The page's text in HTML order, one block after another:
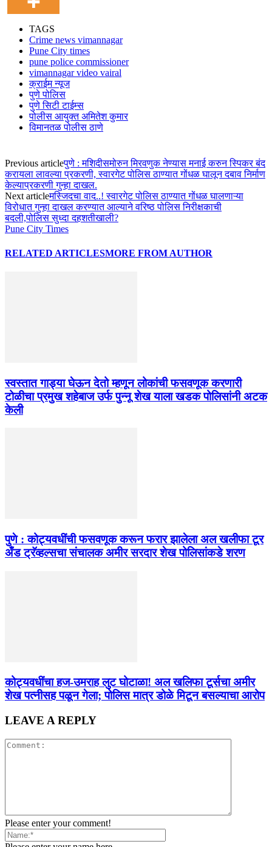
TAGS
Crime news vimannagar
Pune City times
pune police commissioner
vimannagar video vairal
क्राईम न्यूज
पुणे पोलिस
पुणे सिटी टाईम्स
पोलीस आयुक्त अमितेश कुमार
विमानतळ पोलीस ठाणे
Previous articleपुणे : मशिदीसमोरुन मिरवणुक नेण्यास मनाई करुन स्पिकर बंद
करायला लावल्या प्रकरणी, स्वारगेट पोलिस ठाण्यात गोंधळ घालून दबाव निर्माण
केल्याप्रकरणी गुन्हा दाखल.
Next articleमस्जिदचा वाद..! स्वारगेट पोलिस ठाण्यात गोंधळ घालणाऱ्या
विरोधात गुन्हा दाखल करण्यात आल्याने वरिष्ठ पोलिस निरीक्षकाची
बदली,पोलिस सुध्दा दहशतीखाली?
Pune City Times
RELATED ARTICLESMORE FROM AUTHOR
स्वस्तात गाड्या घेऊन देतो म्हणून लोकांची फसवणूक करणारी
टोळीचा प्रमुख शहेबाज उर्फ पुन्नू शेख याला खडक पोलिसांनी अटक
केली
पुणे : कोट्यवधींची फसवणूक करून फरार झालेला अल खलीफा टूर
अँड ट्रॅव्हल्सचा संचालक अमीर सरदार शेख पोलिसांकडे शरण
कोट्यवधींचा हज-उमराह लुट घोटाळा! अल खलिफा टूर्सचा अमीर
शेख पत्नीसह पळून गेला; पोलिस मात्र डोळे मिटून बसल्याचा आरोप
LEAVE A REPLY
Please enter your comment!